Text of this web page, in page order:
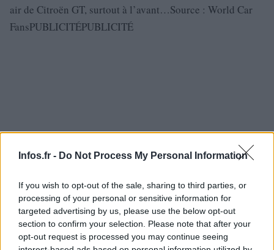
Infos.fr - Do Not Process My Personal Information
If you wish to opt-out of the sale, sharing to third parties, or
processing of your personal or sensitive information for
targeted advertising by us, please use the below opt-out
section to confirm your selection. Please note that after your
opt-out request is processed you may continue seeing
air de Citroën GT, surtout à l’avant…Source : World Car
FansPUBLICITÉPUBLICITÉ